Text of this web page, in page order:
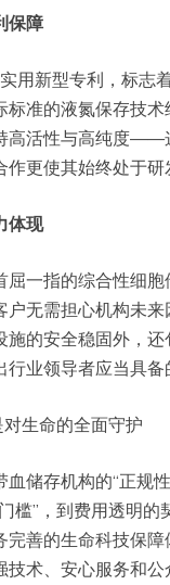
保障
用新型专利，标
标准的液氮保存技
高活性与高纯度——
更使其始终处于研
体现
一指的综合性细
户无需担心机构未
施的安全稳固外，
业领导者应当具备
生命的全面守护
储存机构的“正规
槛”，到费用透明
善的生命科技保
术、安心服务和